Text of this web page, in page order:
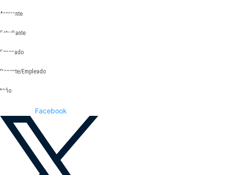
Aspirante
Estudiante
Egresado
Docente/Empleado
Niño
Facebook